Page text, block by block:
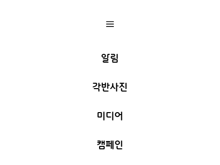
a
알림
각반사진
미디어
캠페인